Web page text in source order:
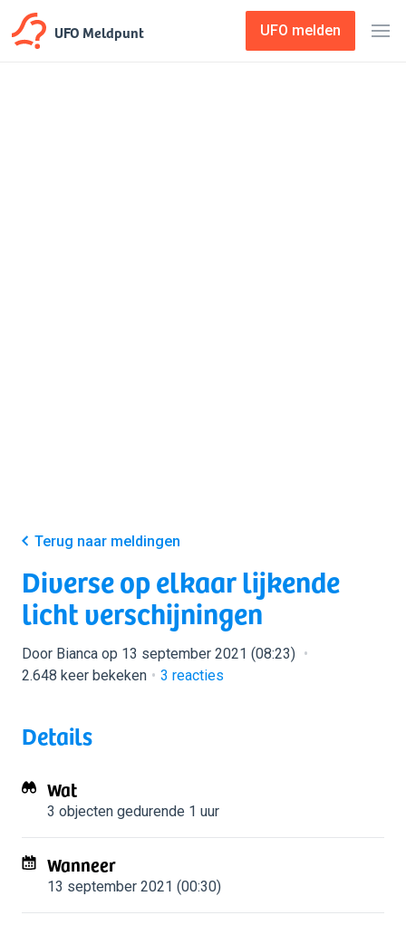
UFO Meldpunt UFO melden
Terug naar meldingen
Diverse op elkaar lijkende
licht verschijningen
Door Bianca op 13 september 2021 (08:23)
2.648 keer bekeken
3 reacties
Details
Wat
3 objecten gedurende 1 uur
Wanneer
13 september 2021 (00:30)